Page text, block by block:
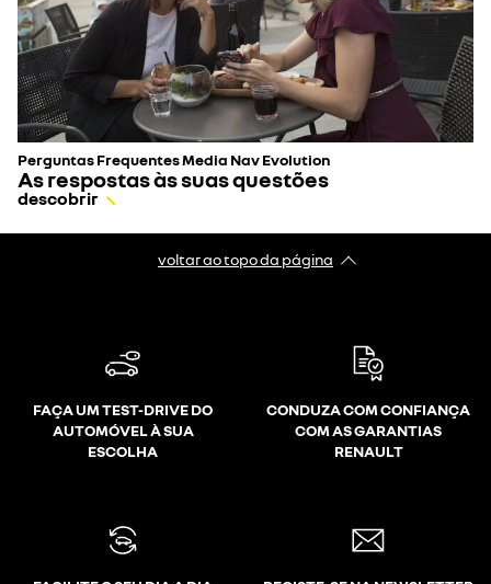
Perguntas Frequentes Media Nav Evolution
As respostas às suas questões
descobrir
voltar ao topo da página
FAÇA UM TEST-DRIVE DO
AUTOMÓVEL À SUA
ESCOLHA
CONDUZA COM CONFIANÇA
COM AS GARANTIAS
RENAULT